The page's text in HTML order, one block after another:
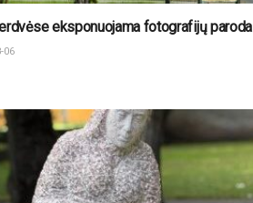
eksponuojama fotografijų paroda
06